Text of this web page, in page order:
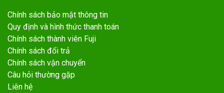
Chính sách bảo mật thông tin
Quy định và hình thức thanh toán
Chính sách thành viên Fuji
Chính sách đổi trả
Chính sách vận chuyển
Câu hỏi thường gặp
Liên hệ